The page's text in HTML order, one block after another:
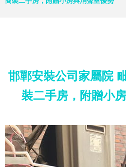
邯鄲安裝公司家屬院
裝二手房，附贈小